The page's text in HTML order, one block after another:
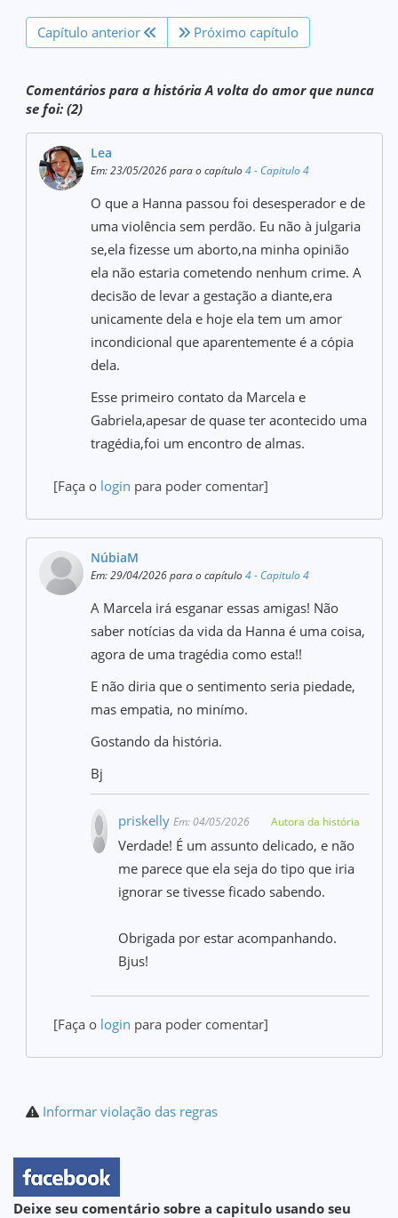
Capítulo anterior Próximo capítulo
Comentários para a história A volta do amor que nunca
se foi: (2)
Lea
Em: 23/05/2026 para o capítulo4 - Capitulo 4
O que a Hanna passou foi desesperador e de
uma violência sem perdão. Eu não à julgaria
se,ela fizesse um aborto,na minha opinião
ela não estaria cometendo nenhum crime. A
decisão de levar a gestação a diante,era
unicamente dela e hoje ela tem um amor
incondicional que aparentemente é a cópia
dela.
Esse primeiro contato da Marcela e
Gabriela,apesar de quase ter acontecido uma
tragédia,foi um encontro de almas.
[Faça o login para poder comentar]
NúbiaM
Em: 29/04/2026 para o capítulo4 - Capitulo 4
A Marcela irá esganar essas amigas! Não
saber notícias da vida da Hanna é uma coisa,
agora de uma tragédia como esta!!
E não diria que o sentimento seria piedade,
mas empatia, no minímo.
Gostando da história.
Bj
priskelly Em: 04/05/2026 Autora da história
Verdade! É um assunto delicado, e não
me parece que ela seja do tipo que iria
ignorar se tivesse ficado sabendo.
Obrigada por estar acompanhando.
Bjus!
[Faça o login para poder comentar]
Informar violação das regras
Deixe seu comentário sobre a capitulo usando seu